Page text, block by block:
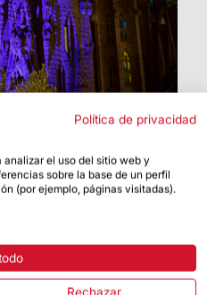
Política de privacidad
el uso del sitio web y
sobre la base de un perfil
(por ejemplo, páginas visitadas).
Rechazar